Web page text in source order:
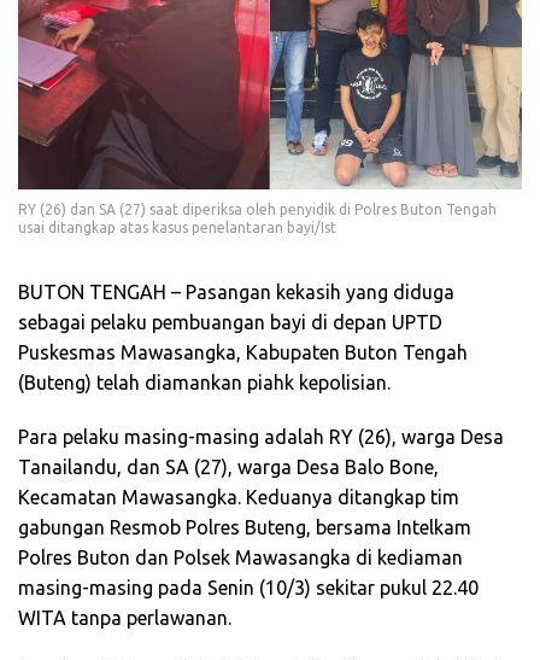
RY (26) dan SA (27) saat diperiksa oleh penyidik di Polres Buton Tengah
usai ditangkap atas kasus penelantaran bayi/Ist
BUTON TENGAH – Pasangan kekasih yang diduga
sebagai pelaku pembuangan bayi di depan UPTD
Puskesmas Mawasangka, Kabupaten Buton Tengah
(Buteng) telah diamankan piahk kepolisian.
Para pelaku masing-masing adalah RY (26), warga Desa
Tanailandu, dan SA (27), warga Desa Balo Bone,
Kecamatan Mawasangka. Keduanya ditangkap tim
gabungan Resmob Polres Buteng, bersama Intelkam
Polres Buton dan Polsek Mawasangka di kediaman
masing-masing pada Senin (10/3) sekitar pukul 22.40
WITA tanpa perlawanan.